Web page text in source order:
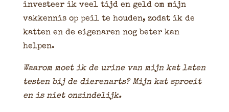
investeer ik veel tijd en geld om mijn
vakkennis op peil te houden, zodat ik de
katten en de eigenaren nog beter kan
helpen.
Waarom moet ik de urine van mijn kat laten
testen bij de dierenarts? Mijn kat sproeit
en is niet onzindelijk.